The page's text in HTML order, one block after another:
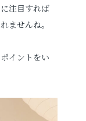
注目すれば
ませんね。
イントをい